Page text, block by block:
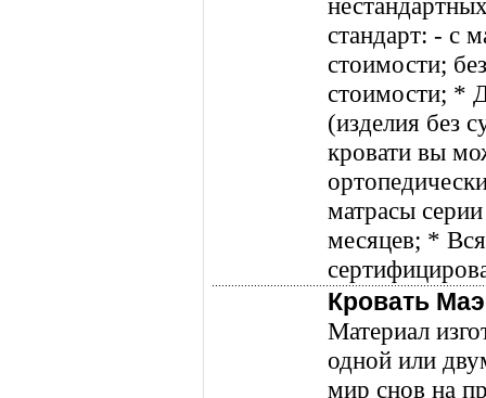
стандарт: - с
стоимости;
стоимости; *
(изделия без
кровати вы
матрасы
месяцев; *
Кровать
Материал
одной или
мир снов на